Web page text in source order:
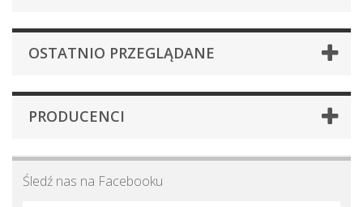
OSTATNIO PRZEGLĄDANE
PRODUCENCI
Śledź nas na Facebooku